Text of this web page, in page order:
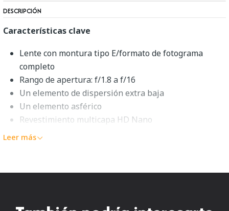
DESCRIPCIÓN
Características clave
Lente con montura tipo E/formato de fotograma
completo
Rango de apertura: f/1.8 a f/16
Un elemento de dispersión extra baja
Un elemento asférico
Revestimiento multicapa HD Nano
Motor AF paso a paso STM
Puerto USB para actualizaciones de firmware
Leer más